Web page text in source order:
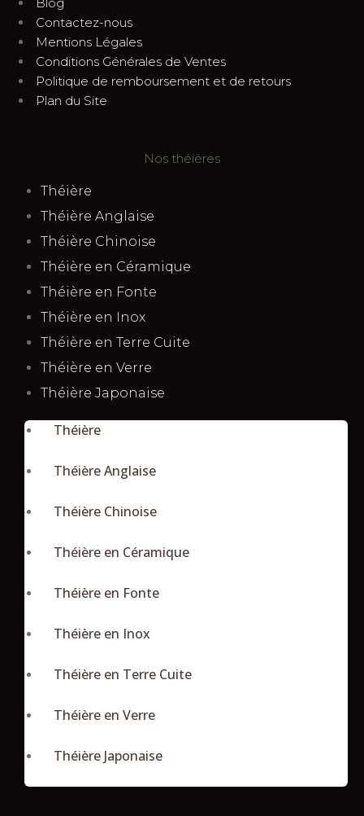
Contactez-nous
Mentions Légales
Conditions Générales de Ventes
Politique de remboursement et de retours
Plan du Site
Nos théières
Théière
Théière Anglaise
Théière Chinoise
Théière en Céramique
Théière en Fonte
Théière en Inox
Théière en Terre Cuite
Théière en Verre
Théière Japonaise
Théière
Théière Anglaise
Théière Chinoise
Théière en Céramique
Théière en Fonte
Théière en Inox
Théière en Terre Cuite
Théière en Verre
Théière Japonaise